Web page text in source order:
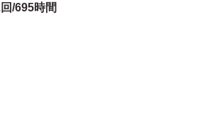
/695時間